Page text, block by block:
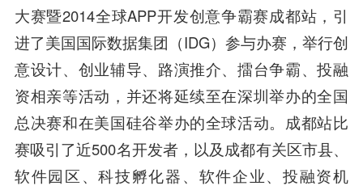
大赛暨2014全球APP开发创意争霸赛成都站，引
进了美国国际数据集团（IDG）参与办赛，举行创
意设计、创业辅导、路演推介、擂台争霸、投融
资相亲等活动，并还将延续至在深圳举办的全国
总决赛和在美国硅谷举办的全球活动。成都站比
赛吸引了近500名开发者，以及成都有关区市县、
软件园区、科技孵化器、软件企业、投融资机